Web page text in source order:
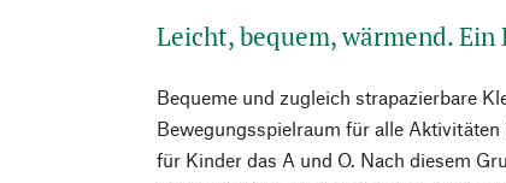
Leicht, bequem, wärmend.
Bequeme und zugleich strapazierbare
Bewegungsspielraum für alle
für Kinder das A und O. Nach diesem